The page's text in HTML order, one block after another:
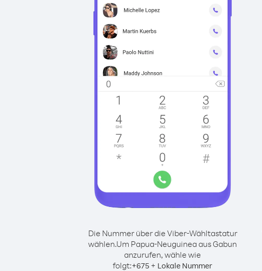
Die Nummer über die Viber-Wähltastatur
wählen.Um Papua-Neuguinea aus Gabun
anzurufen, wähle wie
folgt:+675 + Lokale Nummer